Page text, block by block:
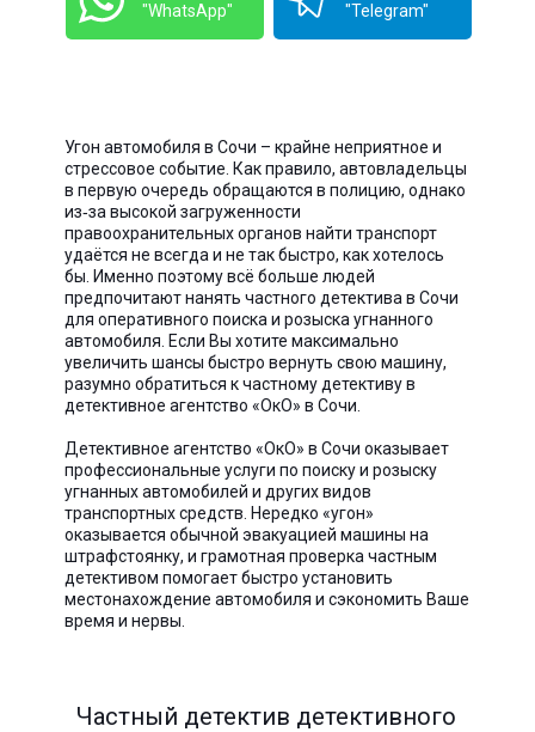
"WhatsApp"
"Telegram"
Угон автомобиля в Сочи – крайне неприятное и
стрессовое событие. Как правило, автовладельцы
в первую очередь обращаются в полицию, однако
из‑за высокой загруженности
правоохранительных органов найти транспорт
удаётся не всегда и не так быстро, как хотелось
бы. Именно поэтому всё больше людей
предпочитают нанять частного детектива в Сочи
для оперативного поиска и розыска угнанного
автомобиля. Если Вы хотите максимально
увеличить шансы быстро вернуть свою машину,
разумно обратиться к частному детективу в
детективное агентство «ОкО» в Сочи.
Детективное агентство «ОкО» в Сочи оказывает
профессиональные услуги по поиску и розыску
угнанных автомобилей и других видов
транспортных средств. Нередко «угон»
оказывается обычной эвакуацией машины на
штрафстоянку, и грамотная проверка частным
детективом помогает быстро установить
местонахождение автомобиля и сэкономить Ваше
время и нервы.
Частный детектив детективного